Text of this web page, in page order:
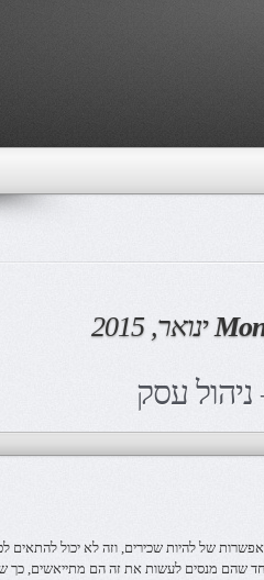
ינואר, 2015
עסק
של להיות שכירים, וזה לא יכול להתאים
שהם מנסים לעשות את זה הם מתייאשים,